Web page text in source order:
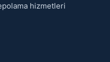
hizmetleri